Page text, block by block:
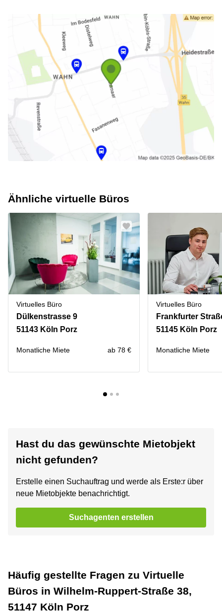
Ähnliche virtuelle Büros
Virtuelles Büro
Dülkenstrasse 9
51143 Köln Porz
Monatliche Miete ab 78 €
Virtuelles Büro
Frankfurter
51145 Köln Porz
Monatliche Miete
Hast du das gewünschte Mietobjekt
nicht gefunden?
Erstelle einen Suchauftrag und werde als Erste:r über
neue Mietobjekte benachrichtigt.
Suchagenten erstellen
Häufig gestellte Fragen zu Virtuelle
Büros in Wilhelm-Ruppert-Straße 38,
51147 Köln Porz